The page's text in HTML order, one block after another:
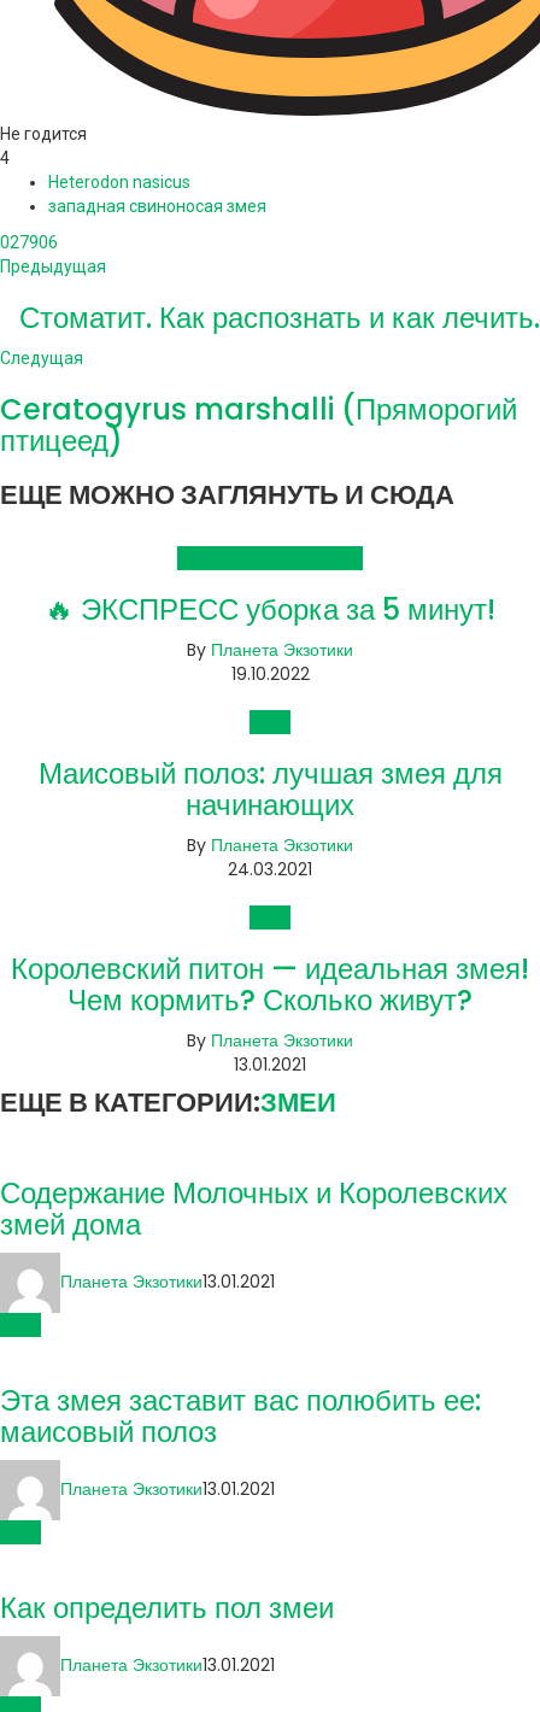
Не годится
4
Heterodon nasicus
западная свиноносая змея
027906
Предыдущая
Стоматит. Как распознать и как лечить.
Следущая
Ceratogyrus marshalli (Пряморогий
птицеед)
ЕЩЕ МОЖНО ЗАГЛЯНУТЬ И СЮДА
🔥 ЭКСПРЕСС уборка за 5 минут!
By Планета Экзотики
19.10.2022
Маисовый полоз: лучшая змея для
начинающих
By Планета Экзотики
24.03.2021
Королевский питон — идеальная змея!
Чем кормить? Сколько живут?
By Планета Экзотики
13.01.2021
ЕЩЕ В КАТЕГОРИИ:ЗМЕИ
Содержание Молочных и Королевских
змей дома
Планета Экзотики13.01.2021
Эта змея заставит вас полюбить ее:
маисовый полоз
Планета Экзотики13.01.2021
Как определить пол змеи
Планета Экзотики13.01.2021